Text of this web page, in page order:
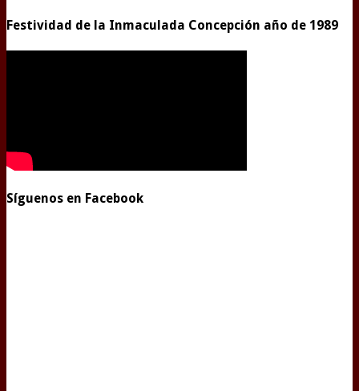
Festividad de la Inmaculada Concepción año de 1989
Síguenos en Facebook